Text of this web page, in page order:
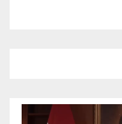
Pemutar